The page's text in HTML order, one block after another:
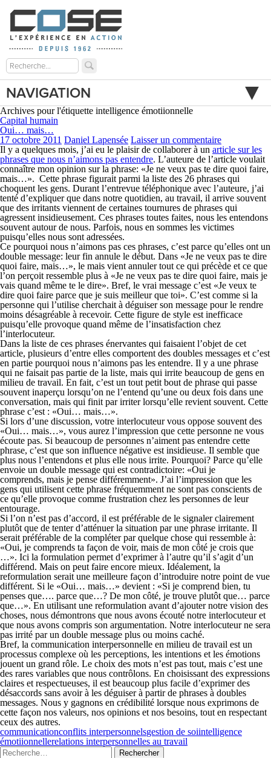
NAVIGATION
Archives pour l'étiquette intelligence émotiionnelle
Capital humain
Oui… mais…
17 octobre 2011 Daniel Lapensée Laisser un commentaire
Il y a quelques mois, j’ai eu le plaisir de collaborer à un article sur les
phrases que nous n’aimons pas entendre. L’auteure de l’article voulait
connaître mon opinion sur la phrase: «Je ne veux pas te dire quoi faire,
mais…». Cette phrase figurait parmi la liste des 26 phrases qui
choquent les gens. Durant l’entrevue téléphonique avec l’auteure, j’ai
tenté d’expliquer que dans notre quotidien, au travail, il arrive souvent
que des irritants viennent de certaines tournures de phrases qui
agressent insidieusement. Ces phrases toutes faites, nous les entendons
souvent autour de nous. Parfois, nous en sommes les victimes
puisqu’elles nous sont adressées.
Ce pourquoi nous n’aimons pas ces phrases, c’est parce qu’elles ont un
double message: leur fin annule le début. Dans «Je ne veux pas te dire
quoi faire, mais…», le mais vient annuler tout ce qui précède et ce que
l’on perçoit ressemble plus à «Je ne veux pas te dire quoi faire, mais je
vais quand même te le dire». Bref, le vrai message c’est «Je veux te
dire quoi faire parce que je suis meilleur que toi». C’est comme si la
personne qui l’utilise cherchait à déguiser son message pour le rendre
moins désagréable à recevoir. Cette figure de style est inefficace
puisqu’elle provoque quand même de l’insatisfaction chez
l’interlocuteur.
Dans la liste de ces phrases énervantes qui faisaient l’objet de cet
article, plusieurs d’entre elles comportent des doubles messages et c’est
en partie pourquoi nous n’aimons pas les entendre. Il y a une phrase
qui ne faisait pas partie de la liste, mais qui irrite beaucoup de gens en
milieu de travail. En fait, c’est un tout petit bout de phrase qui passe
souvent inaperçu lorsqu’on ne l’entend qu’une ou deux fois dans une
conversation, mais qui finit par irriter lorsqu’elle revient souvent. Cette
phrase c’est : «Oui… mais…».
Si lors d’une discussion, votre interlocuteur vous oppose souvent des
«Oui… mais…», vous aurez l’impression que cette personne ne vous
écoute pas. Si beaucoup de personnes n’aiment pas entendre cette
phrase, c’est que son influence négative est insidieuse. Il semble que
plus nous l’entendons et plus elle nous irrite. Pourquoi? Parce qu’elle
envoie un double message qui est contradictoire: «Oui je
comprends, mais je pense différemment». J’ai l’impression que les
gens qui utilisent cette phrase fréquemment ne sont pas conscients de
ce qu’elle provoque comme frustration chez les personnes de leur
entourage.
Si l’on n’est pas d’accord, il est préférable de le signaler clairement
plutôt que de tenter d’atténuer la situation par une phrase irritante. Il
serait préférable de la compléter par quelque chose qui ressemble à:
«Oui, je comprends ta façon de voir, mais de mon côté je crois que
…». Ici la formulation permet d’exprimer à l’autre qu’il s’agit d’un
différend. Mais on peut faire encore mieux. Idéalement, la
reformulation serait une meilleure façon d’introduire notre point de vue
différent. Si le «Oui… mais…» devient : «Si je comprend bien, tu
penses que…. parce que…? De mon côté, je trouve plutôt que… parce
que…». En utilisant une reformulation avant d’ajouter notre vision des
choses, nous démontrons que nous avons écouté notre interlocuteur et
que nous avons compris son argumentation. Notre interlocuteur ne sera
pas irrité par un double message plus ou moins caché.
Bref, la communication interpersonnelle en milieu de travail est un
processus complexe où les perceptions, les intentions et les émotions
jouent un grand rôle. Le choix des mots n’est pas tout, mais c’est une
des rares variables que nous contrôlons. En choisissant des expressions
claires et respectueuses, il est beaucoup plus facile d’exprimer des
désaccords sans avoir à les déguiser à partir de phrases à doubles
messages. Nous y gagnons en crédibilité lorsque nous exprimons de
cette façon nos valeurs, nos opinions et nos besoins, tout en respectant
ceux des autres.
communicationconflits interpersonnelsgestion de soiintelligence
émotiionnellerelations interpersonnelles au travail